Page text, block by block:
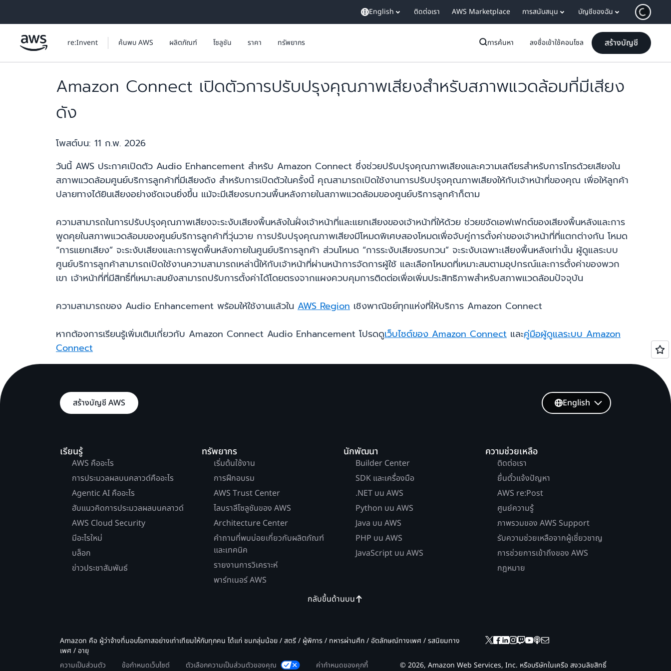
English ติดต่อเรา AWS Marketplace การสนับสนุน บัญชีของฉัน
re:Invent ค้นพบ AWS ผลิตภัณฑ์ โซลูชัน ราคา ทรัพยากร การค้นหา ลงชื่อเข้าใช้คอนโซล สร้างบัญชี
Amazon Connect เปิดตัวการปรับปรุงคุณภาพเสียงสำหรับสภาพแวดล้อมที่มีเสียง
ดัง
โพสต์บน: 11 ก.พ. 2026
วันนี้ AWS ประกาศเปิดตัว Audio Enhancement สำหรับ Amazon Connect ซึ่งช่วยปรับปรุงคุณภาพเสียงและความเสถียรสำหรับการโทรด้วยเสียงใน
สภาพแวดล้อมศูนย์บริการลูกค้าที่มีเสียงดัง สำหรับการเปิดตัวในครั้งนี้ คุณสามารถเปิดใช้งานการปรับปรุงคุณภาพเสียงให้กับเจ้าหน้าที่ของคุณ เพื่อให้ลูกค้า
ปลายทางได้ยินเสียงอย่างชัดเจนยิ่งขึ้น แม้จะมีเสียงรบกวนพื้นหลังภายในสภาพแวดล้อมของศูนย์บริการลูกค้าก็ตาม
ความสามารถในการปรับปรุงคุณภาพเสียงจะระงับเสียงพื้นหลังในฝั่งเจ้าหน้าที่และแยกเสียงของเจ้าหน้าที่ให้ด้วย ช่วยขจัดเอฟเฟกต์ของเสียงพื้นหลังและการ
พูดคุยในสภาพแวดล้อมของศูนย์บริการลูกค้าที่วุ่นวาย การปรับปรุงคุณภาพเสียงมีโหมดพิเศษสองโหมดเพื่อจับคู่การตั้งค่าของเจ้าหน้าที่ที่แตกต่างกัน โหมด
“การแยกเสียง” จะระงับเสียงและการพูดพื้นหลังภายในศูนย์บริการลูกค้า ส่วนโหมด “การระงับเสียงรบกวน” จะระงับเฉพาะเสียงพื้นหลังเท่านั้น ผู้ดูแลระบบ
ศูนย์บริการลูกค้าสามารถเปิดใช้งานความสามารถเหล่านี้ให้กับเจ้าหน้าที่ผ่านหน้าการจัดการผู้ใช้ และเลือกโหมดที่เหมาะสมตามอุปกรณ์และการตั้งค่าของพวก
เขา เจ้าหน้าที่ที่มีสิทธิ์ที่เหมาะสมยังสามารถปรับการตั้งค่าได้โดยตรงจากแผงควบคุมการติดต่อเพื่อเพิ่มประสิทธิภาพสำหรับสภาพแวดล้อมปัจจุบัน
ความสามารถของ Audio Enhancement พร้อมให้ใช้งานแล้วใน AWS Region เชิงพาณิชย์ทุกแห่งที่ให้บริการ Amazon Connect
หากต้องการเรียนรู้เพิ่มเติมเกี่ยวกับ Amazon Connect Audio Enhancement โปรดดูเว็บไซต์ของ Amazon Connect และคู่มือผู้ดูแลระบบ Amazon
Connect
สร้างบัญชี AWS
เรียนรู้
AWS คืออะไร
การประมวลผลบนคลาวด์คืออะไร
Agentic AI คืออะไร
ฮับแนวคิดการประมวลผลบนคลาวด์
AWS Cloud Security
มีอะไรใหม่
บล็อก
ข่าวประชาสัมพันธ์
ทรัพยากร
เริ่มต้นใช้งาน
การฝึกอบรม
AWS Trust Center
ไลบราลีโซลูชันของ AWS
Architecture Center
คำถามที่พบบ่อยเกี่ยวกับผลิตภัณฑ์
และเทคนิค
รายงานการวิเคราะห์
พาร์ทเนอร์ AWS
นักพัฒนา
Builder Center
SDK และเครื่องมือ
.NET บน AWS
Python บน AWS
Java บน AWS
PHP บน AWS
JavaScript บน AWS
ความช่วยเหลือ
ติดต่อเรา
ยื่นตั๋วแจ้งปัญหา
AWS re:Post
ศูนย์ความรู้
ภาพรวมของ AWS Support
รับความช่วยเหลือจากผู้เชี่ยวชาญ
การช่วยการเข้าถึงของ AWS
กฎหมาย
English
กลับขึ้นด้านบน
Amazon คือ ผู้ว่าจ้างที่มอบโอกาสอย่างเท่าเทียมให้กับทุกคน ได้แก่ ชนกลุ่มน้อย / สตรี / ผู้พิการ / ทหารผ่านศึก / อัตลักษณ์ทางเพศ / รสนิยมทาง
เพศ / อายุ
ความเป็นส่วนตัว
ข้อกำหนดเว็บไซต์ ตัวเลือกความเป็นส่วนตัวของคุณ ค่ากำหนดของคุกกี้ © 2026, Amazon Web Services, Inc. หรือบริษัทในเครือ สงวนลิขสิทธิ์